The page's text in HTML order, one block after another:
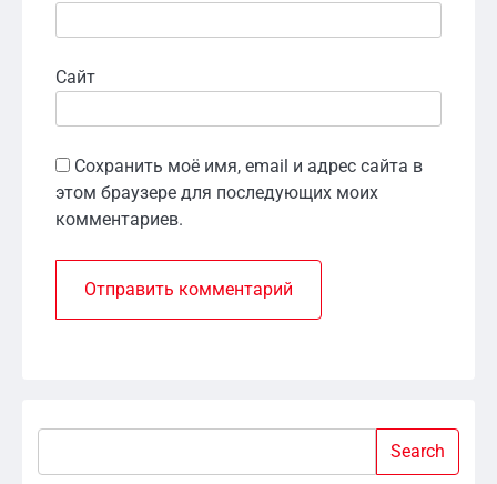
Сайт
Сохранить моё имя, email и адрес сайта в
этом браузере для последующих моих
комментариев.
Search